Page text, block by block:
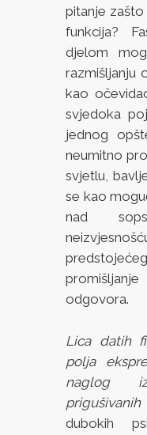
pitanje
funkcija?
djelom
razmišljanju
kao
svjedoka
jednog
neumitno
svjetlu,
se kao
nad
odgovora.
Lica datih
polja
naglog
dubokih